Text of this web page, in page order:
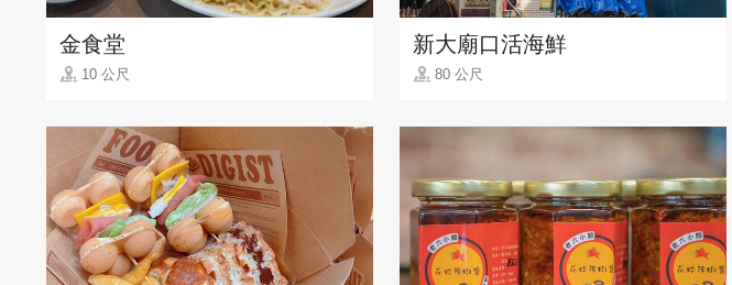
金食堂
10 公尺
新大廟口活海鮮
80 公尺